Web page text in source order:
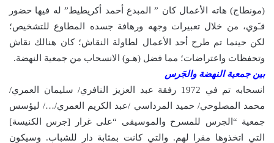
(مونطاج) هاته الأعمال كان ” المبدع أحمد أكريطيط” له فيها حضور
قـَوي، من خلال تعبيرات وجهه ورهافة جسده المطاوع للتشخيص؛
لكن حينما تم طرح أحد الأعمال لطاولة النقاش؛ كان هنالك نقاش
وتحفظات واعتراضات؛ مما فضل (هـو) الانسحاب من جمعية النهضة.
بين جمعية النهضة والجَرس
انسحابه تم في 1972 رفقة عبد العزيز النافري/ سليمان العمري/
محمد المصلوحي/ حميد المرداسي /عبد الكريم العمري/…/ ليؤسس
جمعية “الجرس للمسرح والموسيقى “على غرار [جرس الكنيسة]
التي اتخذوها مقرا لهم. والتي كانت بمثابة دار للشباب. وسيكون